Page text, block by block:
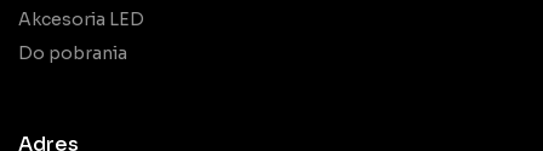
Akcesoria LED
Do pobrania
Adres